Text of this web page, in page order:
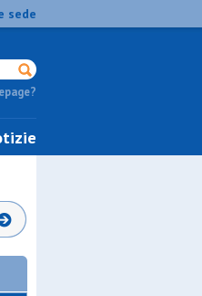
sede